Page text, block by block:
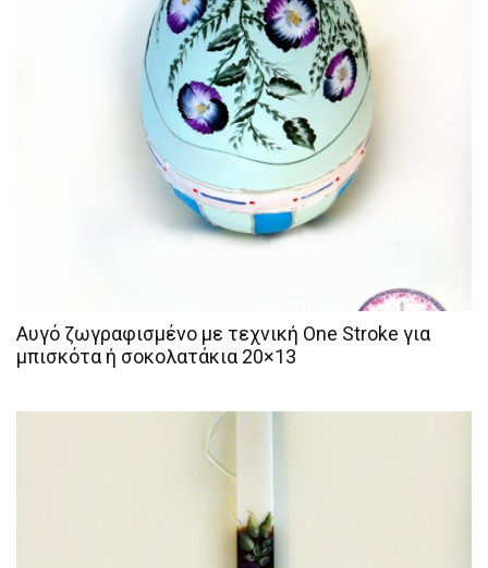
Αυγό ζωγραφισμένο με τεχνική One Stroke για
μπισκότα ή σοκολατάκια 20×13